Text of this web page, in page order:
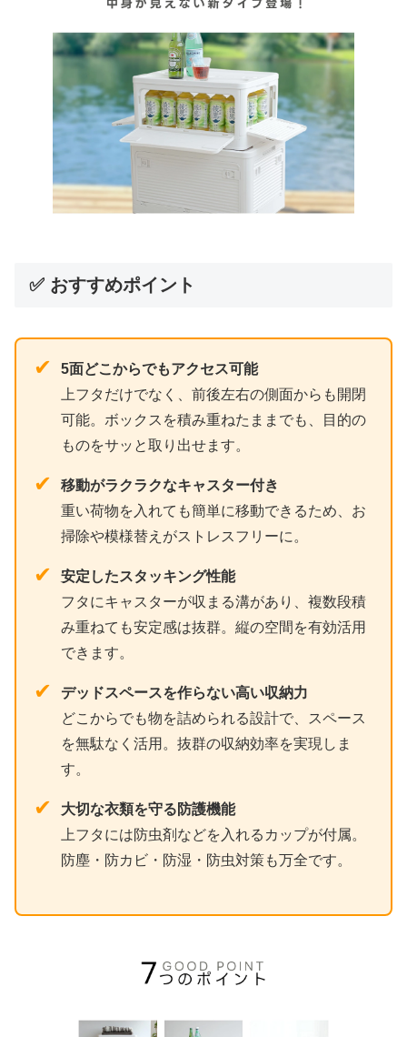
✅ おすすめポイント
✔
5面どこからでもアクセス可能
上フタだけでなく、前後左右の側面からも開閉
可能。ボックスを積み重ねたままでも、目的の
ものをサッと取り出せます。
✔
移動がラクラクなキャスター付き
重い荷物を入れても簡単に移動できるため、お
掃除や模様替えがストレスフリーに。
✔
安定したスタッキング性能
フタにキャスターが収まる溝があり、複数段積
み重ねても安定感は抜群。縦の空間を有効活用
できます。
✔
デッドスペースを作らない高い収納力
どこからでも物を詰められる設計で、スペース
を無駄なく活用。抜群の収納効率を実現しま
す。
✔
大切な衣類を守る防護機能
上フタには防虫剤などを入れるカップが付属。
防塵・防カビ・防湿・防虫対策も万全です。